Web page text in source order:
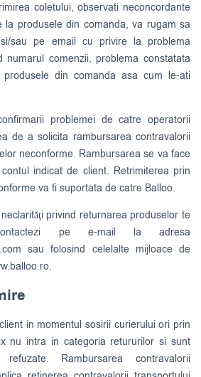
coletului, observati neconcordante
la produsele din comanda, va rugam sa
sau pe email cu privire la problema
numarul comenzii, problema constatata
din comanda asa cum le-ati
problemei de catre operatorii
de a solicita rambursarea contravalorii
neconforme. Rambursarea se va face
indicat de client. Retrimiterea prin
va fi suportata de catre Balloo.
privind returnarea produselor te
pe e-mail la adresa
sau folosind celelalte mijloace de
in momentul sosirii curierului ori prin
nu intra in categoria retururilor si sunt
Rambursarea contravalorii